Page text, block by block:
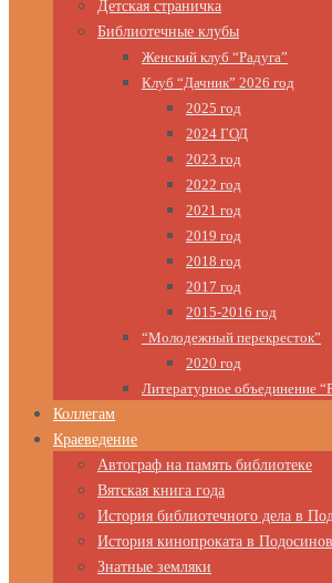
Детская страничка
Библиотечные клубы
Женский клуб “Радуга”
Клуб “Дачник” 2026 год
2025 год
2024 ГОД
2023 год
2022 год
2021 год
2019 год
2018 год
2017 год
2015-2016 год
“Молодежный перекресток”
2020 год
Литературное объединение
Коллегам
Краеведение
Автограф на память библиотеке
Вятская книга года
История библиотечного дела в
История кинопроката в
Знатные земляки